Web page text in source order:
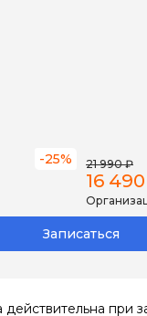
-25% 21 990 ₽
16
Записаться
при